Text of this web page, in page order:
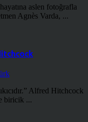
aslen fotoğrafla
Agnès Varda, ...
Alfred Hitchcock
biricik ...